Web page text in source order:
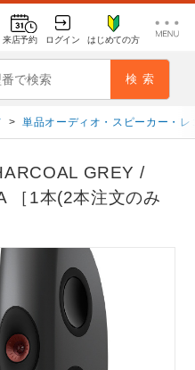
来店予約 ログイン はじめての方
> 単品オーディオ・スピーカー・レ
GREY /
［1本(2本注文のみ